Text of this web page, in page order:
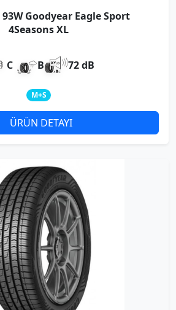
93W Goodyear Eagle Sport
4Seasons XL
C B 72 dB
M+S
ÜRÜN DETAYI